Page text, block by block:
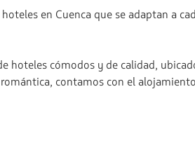
en Cuenca que se adaptan a
hoteles cómodos y de calidad,
contamos con el